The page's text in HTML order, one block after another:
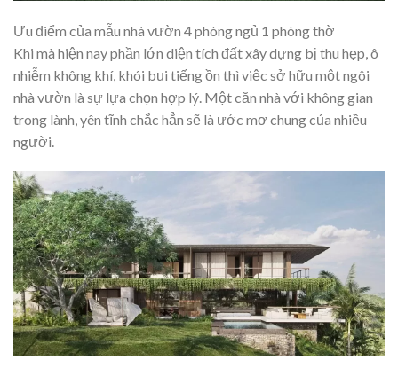
Ưu điểm của mẫu nhà vườn 4 phòng ngủ 1 phòng thờ
Khi mà hiện nay phần lớn diện tích đất xây dựng bị thu hẹp, ô
nhiễm không khí, khói bụi tiếng ồn thì việc sở hữu một ngôi
nhà vườn là sự lựa chọn hợp lý. Một căn nhà với không gian
trong lành, yên tĩnh chắc hẳn sẽ là ước mơ chung của nhiều
người.